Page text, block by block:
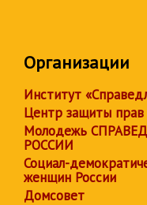
Организации
Институт
Центр защиты
Молодежь
РОССИИ
Социал-
женщин России
Домсовет